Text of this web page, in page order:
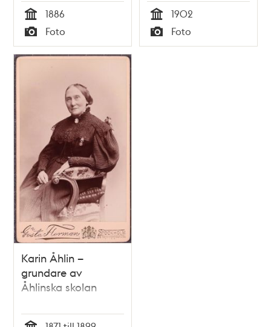
Tid
1886
Typ
Foto Tid
1902
Typ
Foto
Karin Åhlin –
grundare av
Åhlinska skolan